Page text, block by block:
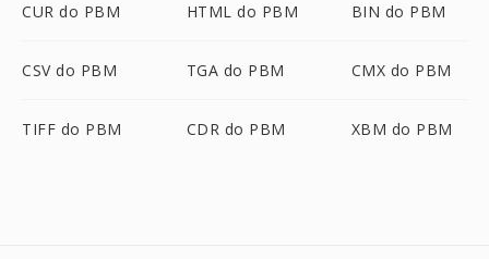
CUR do PBM HTML do PBM BIN do PBM
CSV do PBM TGA do PBM CMX do PBM
TIFF do PBM CDR do PBM XBM do PBM